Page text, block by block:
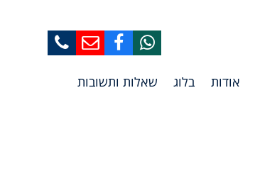
אודות בלוג שאלות ותשובות